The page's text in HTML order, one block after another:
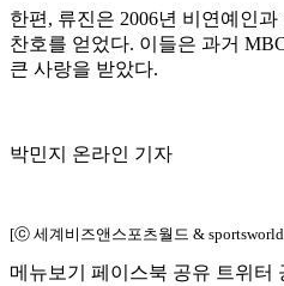
한편, 류진은 2006년 비연예인과
찬호를 얻었다. 이들은 과거
큰 사랑을 받았다.
박민지 온라인 기자
[ⓒ 세계비즈앤스포츠월드 &
메뉴보기 페이스북 공유 트위터